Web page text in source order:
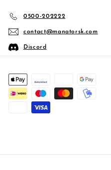
0500-202222
contact@manatorsk.com
Discord